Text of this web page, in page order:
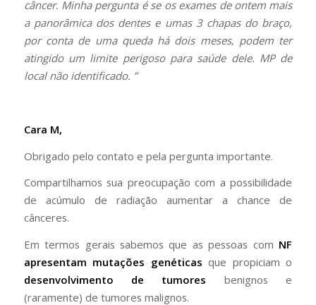
câncer. Minha pergunta é se os exames de ontem mais
a panorâmica dos dentes e umas 3 chapas do braço,
por conta de uma queda há dois meses, podem ter
atingido um limite perigoso para saúde dele. MP de
local não identificado. ”
Cara M,
Obrigado pelo contato e pela pergunta importante.
Compartilhamos sua preocupação com a possibilidade
de acúmulo de radiação aumentar a chance de
cânceres.
Em termos gerais sabemos que as pessoas com NF
apresentam mutações genéticasque propiciam o
desenvolvimento de tumores benignos e
(raramente) de tumores malignos.